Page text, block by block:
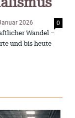
2026 0
Wandel –
und bis heute